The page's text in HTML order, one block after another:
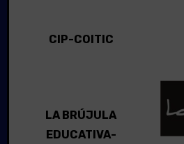
CIP-COITIC
LA BRÚJULA
EDUCATIVA-